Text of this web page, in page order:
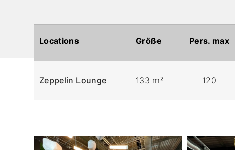
Locations Größe Pers. max
Zeppelin Lounge 133 m² 120